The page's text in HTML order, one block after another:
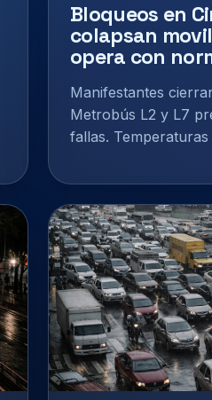
Bloqueos en
colapsan
opera con
Manifestantes
Metrobús L2 y L7
fallas.